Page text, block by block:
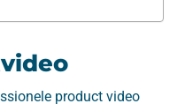
product video